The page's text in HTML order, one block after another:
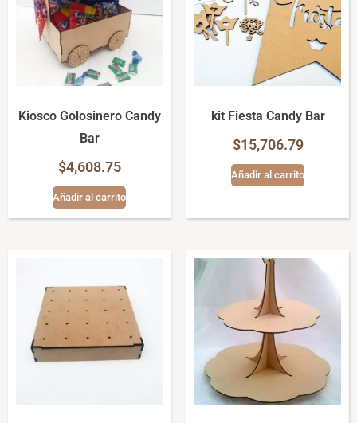
Kiosco Golosinero Candy
Bar
$4,608.75
Añadir al carrito
kit Fiesta Candy Bar
$15,706.79
Añadir al carrito